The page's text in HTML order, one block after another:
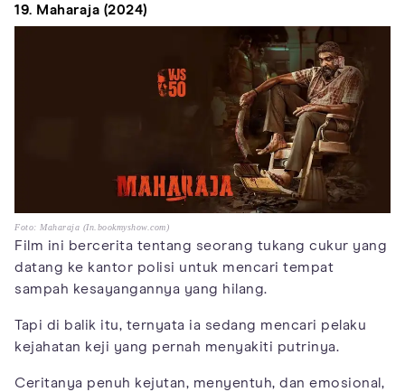
19. Maharaja (2024)
Foto: Maharaja (In.bookmyshow.com)
Film ini bercerita tentang seorang tukang cukur yang
datang ke kantor polisi untuk mencari tempat
sampah kesayangannya yang hilang.
Tapi di balik itu, ternyata ia sedang mencari pelaku
kejahatan keji yang pernah menyakiti putrinya.
Ceritanya penuh kejutan, menyentuh, dan emosional,